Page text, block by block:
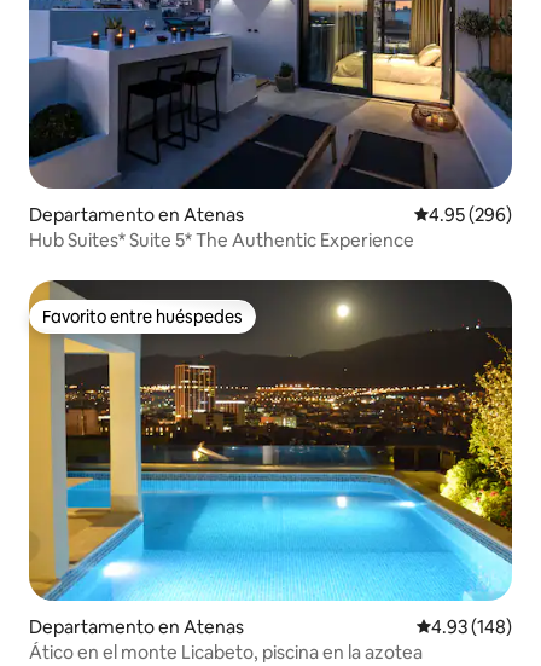
Departamento en Atenas Calificación
4.95 (296)
Hub Suites* Suite 5* The Authentic Experience
Favorito entre huéspedes
Favorito entre huéspedes
Departamento en Atenas Calificación
4.93 (148)
Ático en el monte Licabeto, piscina en la azotea